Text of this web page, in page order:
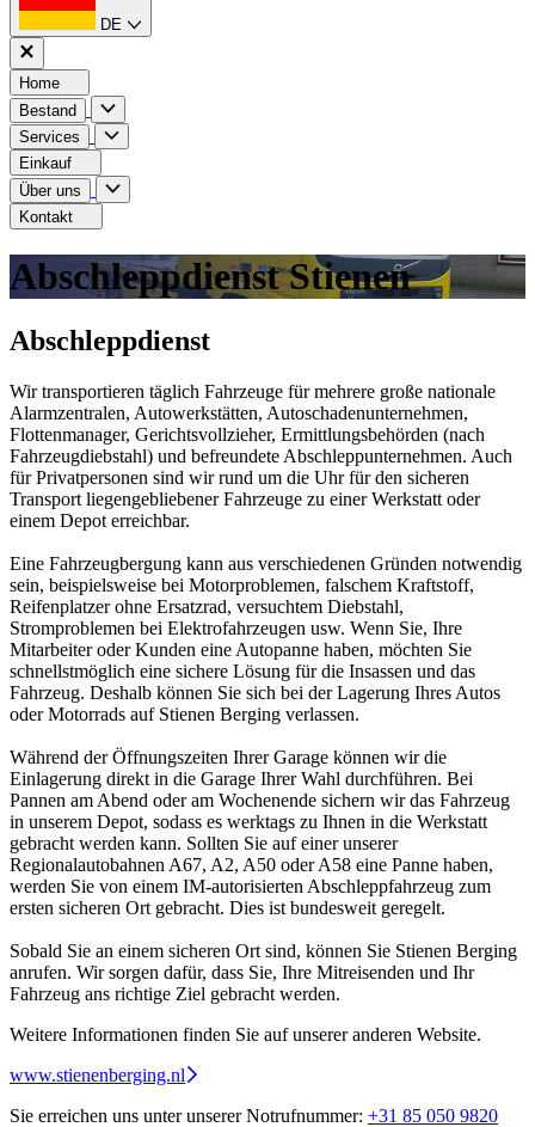
DE
Home
Bestand
Services
Einkauf
Über uns
Kontakt
Abschleppdienst Stienen
Abschleppdienst
Wir transportieren täglich Fahrzeuge für mehrere große nationale
Alarmzentralen, Autowerkstätten, Autoschadenunternehmen,
Flottenmanager, Gerichtsvollzieher, Ermittlungsbehörden (nach
Fahrzeugdiebstahl) und befreundete Abschleppunternehmen. Auch
für Privatpersonen sind wir rund um die Uhr für den sicheren
Transport liegengebliebener Fahrzeuge zu einer Werkstatt oder
einem Depot erreichbar.
Eine Fahrzeugbergung kann aus verschiedenen Gründen notwendig
sein, beispielsweise bei Motorproblemen, falschem Kraftstoff,
Reifenplatzer ohne Ersatzrad, versuchtem Diebstahl,
Stromproblemen bei Elektrofahrzeugen usw. Wenn Sie, Ihre
Mitarbeiter oder Kunden eine Autopanne haben, möchten Sie
schnellstmöglich eine sichere Lösung für die Insassen und das
Fahrzeug. Deshalb können Sie sich bei der Lagerung Ihres Autos
oder Motorrads auf Stienen Berging verlassen.
Während der Öffnungszeiten Ihrer Garage können wir die
Einlagerung direkt in die Garage Ihrer Wahl durchführen. Bei
Pannen am Abend oder am Wochenende sichern wir das Fahrzeug
in unserem Depot, sodass es werktags zu Ihnen in die Werkstatt
gebracht werden kann. Sollten Sie auf einer unserer
Regionalautobahnen A67, A2, A50 oder A58 eine Panne haben,
werden Sie von einem IM-autorisierten Abschleppfahrzeug zum
ersten sicheren Ort gebracht. Dies ist bundesweit geregelt.
Sobald Sie an einem sicheren Ort sind, können Sie Stienen Berging
anrufen. Wir sorgen dafür, dass Sie, Ihre Mitreisenden und Ihr
Fahrzeug ans richtige Ziel gebracht werden.
Weitere Informationen finden Sie auf unserer anderen Website.
www.stienenberging.nl
Sie erreichen uns unter unserer Notrufnummer: +31 85 050 9820